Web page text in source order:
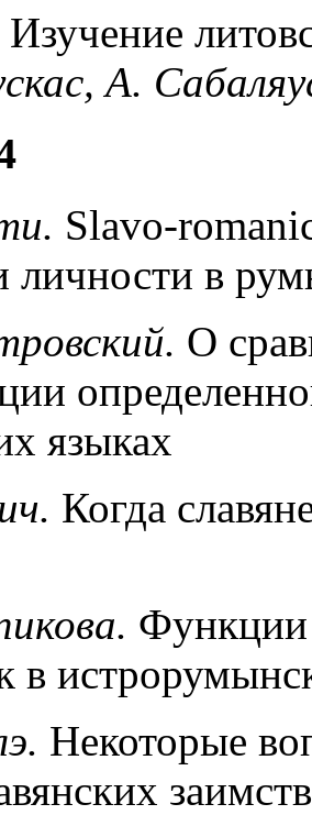
А.
Slavo-
личности в
О
языках
Когда
Функции
в
Некоторые